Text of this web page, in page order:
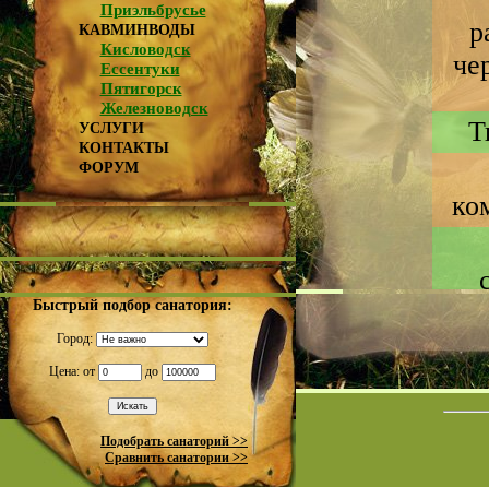
Приэльбрусье
КАВМИНВОДЫ
Кисловодск
Ессентуки
Пятигорск
Железноводск
УСЛУГИ
КОНТАКТЫ
ФОРУМ
Быстрый подбор санатория:
Город:
Цена: от до
Подобрать санаторий >>
Сравнить санатории >>